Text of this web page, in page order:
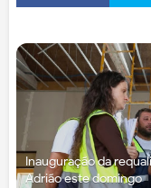
Inauguração da
Adrião este domingo